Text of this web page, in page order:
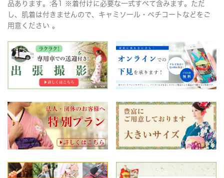
品あります。:各1 ※着付けに必要な一式すべて含みます。ただ
し、肌着は付きませんので、キャミソール・ペチコートなどをご
用意ください 。